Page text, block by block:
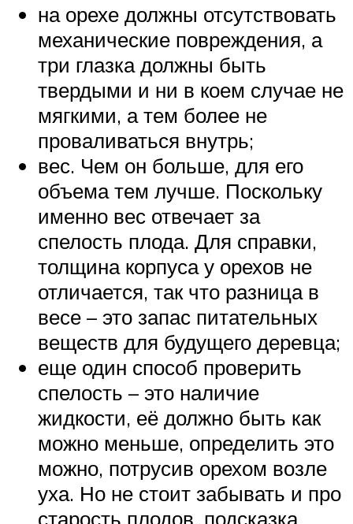
на орехе должны отсутствовать
механические повреждения, а
три глазка должны быть
твердыми и ни в коем случае не
мягкими, а тем более не
проваливаться внутрь;
вес. Чем он больше, для его
объема тем лучше. Поскольку
именно вес отвечает за
спелость плода. Для справки,
толщина корпуса у орехов не
отличается, так что разница в
весе – это запас питательных
веществ для будущего деревца;
еще один способ проверить
спелость – это наличие
жидкости, её должно быть как
можно меньше, определить это
можно, потрусив орехом возле
уха. Но не стоит забывать и про
старость плодов, подсказка